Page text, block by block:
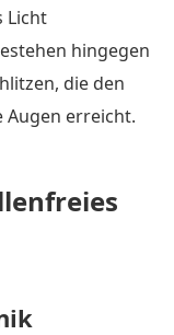
Licht
hingegen
die den
Augen erreicht.